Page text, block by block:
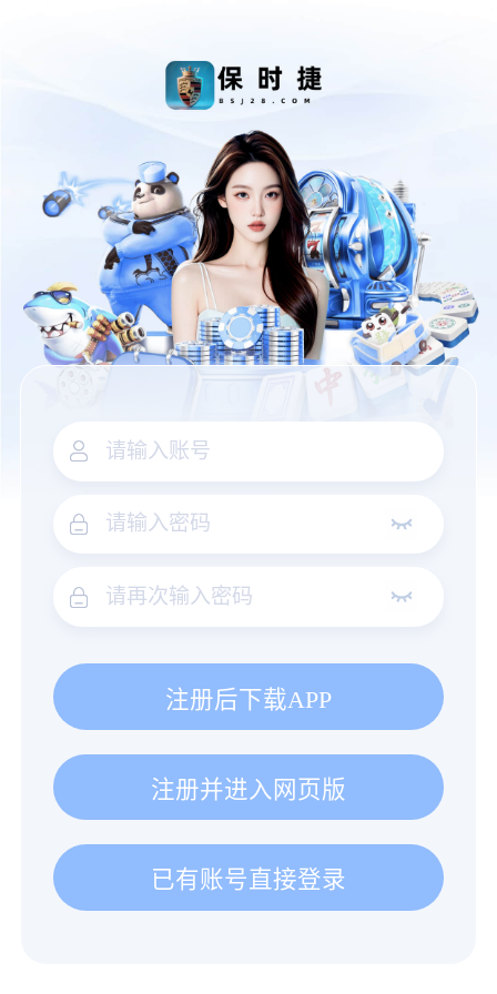
注册后下载APP
注册并进入网页版
已有账号直接登录